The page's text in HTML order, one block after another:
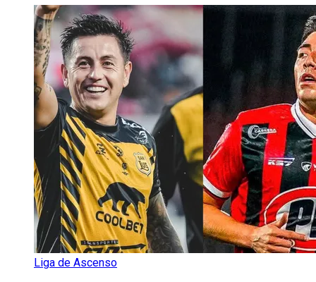
Liga de Ascenso